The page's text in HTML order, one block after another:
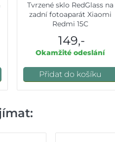
Tvrzené sklo RedGlass na
zadní fotoaparát Xiaomi
Redmi 15C
149,-
Okamžité odeslání
Přidat do košíku